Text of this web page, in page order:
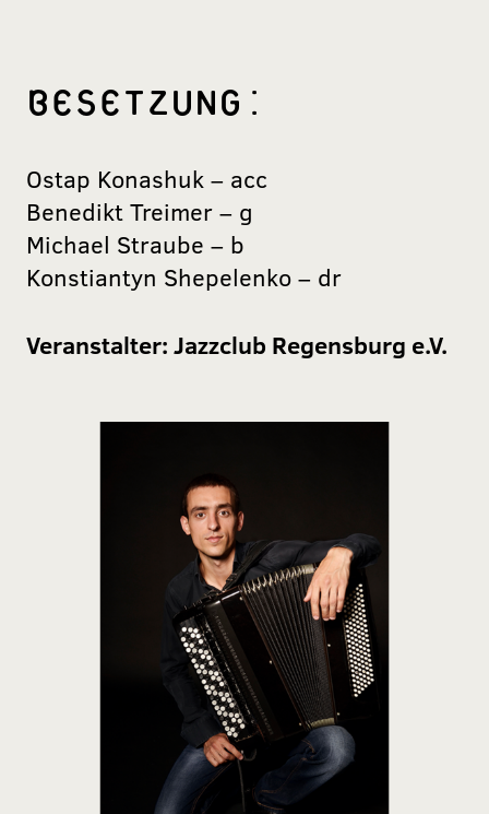
BESETZUNG:
Ostap Konashuk – acc
Benedikt Treimer – g
Michael Straube – b
Konstiantyn Shepelenko – dr
Veranstalter: Jazzclub Regensburg e.V.